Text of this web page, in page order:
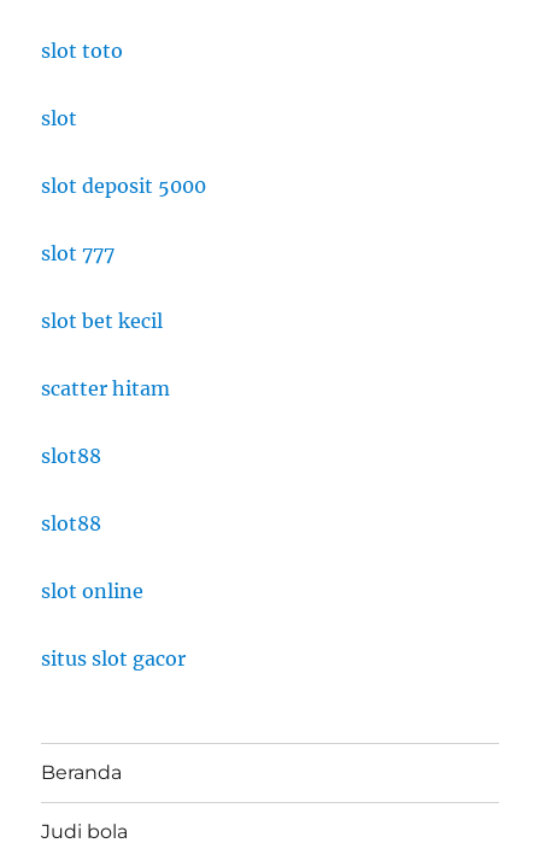
slot toto
slot
slot deposit 5000
slot 777
slot bet kecil
scatter hitam
slot88
slot88
slot online
situs slot gacor
Beranda
Judi bola